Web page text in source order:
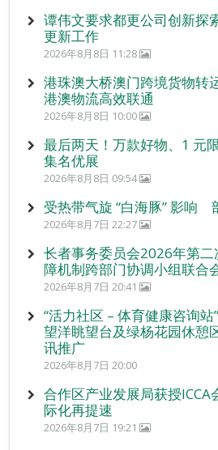
谭伟文要求都更公司创新探
更新工作
2026年8月8日 11:28
港珠澳大桥澳门跨境货物转
港澳物流高效联通
2026年8月8日 10:00
最后两天！万款好物、1 元
集名优展
2026年8月8日 09:54
受热带气旋 “白海豚” 影响
2026年8月7日 22:27
长者事务委员会2026年第
障机制跨部门协调小组联合
2026年8月7日 20:41
“活力社区 – 体育健康咨询
望洋眺望台及绿杨花园休憩
讯推广
2026年8月7日 20:00
合作区产业发展局获授ICCA
际化再提速
2026年8月7日 19:21